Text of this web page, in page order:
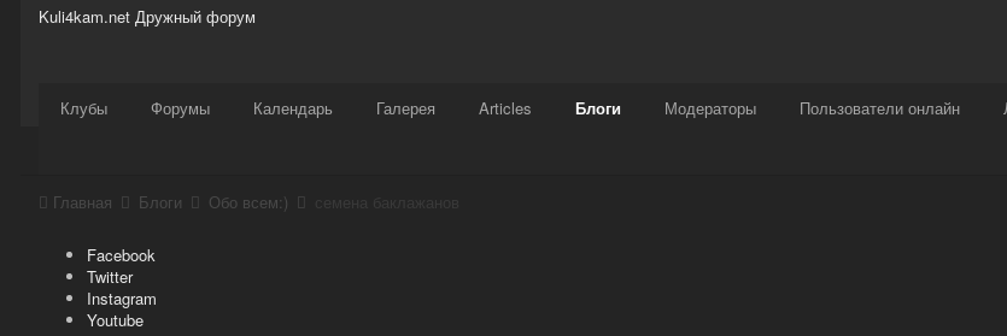
Kuli4kam.net Дружный форум
Сайт
Клубы Форумы Календарь Галерея Articles Блоги Модераторы Пользователи онлайн
Активность Support Магазин Награды Чат Больше
Главная Блоги Обо всем:)
Facebook
Twitter
Instagram
Youtube